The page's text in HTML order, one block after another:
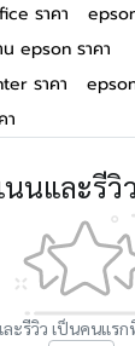
ราคา
epson ราคา
ราคา
า
นและรีวิ
ะรีวิว เป็นคนแร